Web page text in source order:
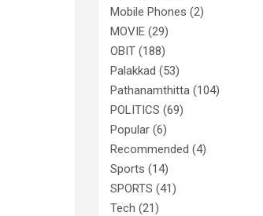
Mobile Phones (2)
MOVIE (29)
OBIT (188)
Palakkad (53)
Pathanamthitta (104)
POLITICS (69)
Popular (6)
Recommended (4)
Sports (14)
SPORTS (41)
Tech (21)